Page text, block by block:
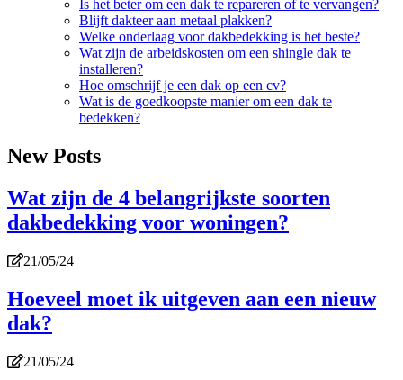
Is het beter om een dak te repareren of te vervangen?
Blijft dakteer aan metaal plakken?
Welke onderlaag voor dakbedekking is het beste?
Wat zijn de arbeidskosten om een shingle dak te
installeren?
Hoe omschrijf je een dak op een cv?
Wat is de goedkoopste manier om een dak te
bedekken?
New Posts
Wat zijn de 4 belangrijkste soorten
dakbedekking voor woningen?
21/05/24
Hoeveel moet ik uitgeven aan een nieuw
dak?
21/05/24